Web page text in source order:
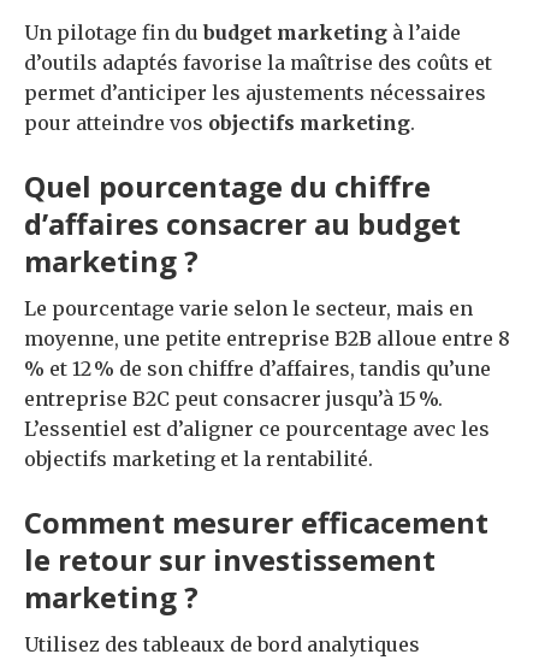
Un pilotage fin dubudget marketing à l’aide
d’outils adaptés favorise la maîtrise des coûts et
permet d’anticiper les ajustements nécessaires
pour atteindre vos objectifs marketing.
Quel pourcentage du chiffre
d’affaires consacrer au budget
marketing ?
Le pourcentage varie selon le secteur, mais en
moyenne, une petite entreprise B2B alloue entre 8
% et 12 % de son chiffre d’affaires, tandis qu’une
entreprise B2C peut consacrer jusqu’à 15 %.
L’essentiel est d’aligner ce pourcentage avec les
objectifs marketing et la rentabilité.
Comment mesurer efficacement
le retour sur investissement
marketing ?
Utilisez des tableaux de bord analytiques